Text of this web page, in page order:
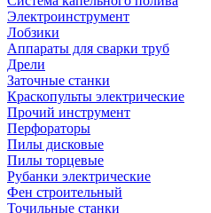
Электроинструмент
Лобзики
Аппараты для сварки труб
Дрели
Заточные станки
Краскопульты электрические
Прочий инструмент
Перфораторы
Пилы дисковые
Пилы торцевые
Рубанки электрические
Фен строительный
Точильные станки